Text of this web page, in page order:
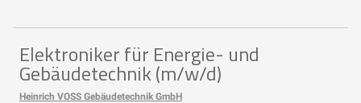
Elektroniker für Energie- und
Gebäudetechnik (m/w/d)
Heinrich VOSS Gebäudetechnik GmbH